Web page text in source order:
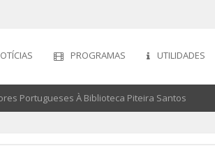
PROGRAMAS UTILIDADES
Portugueses À Biblioteca Piteira Santos